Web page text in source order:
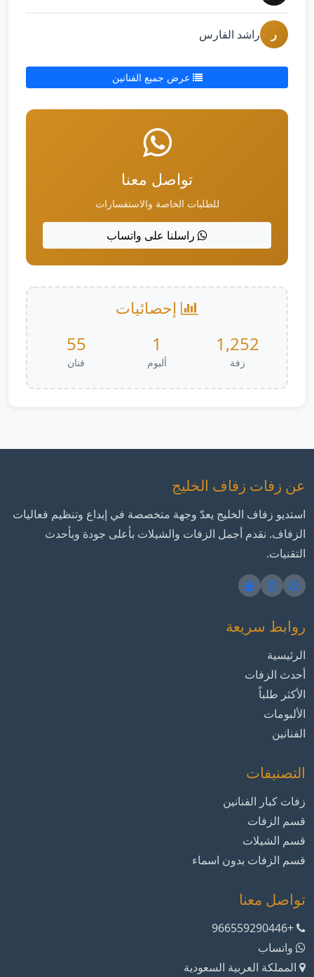
ر راشد الفارس
عرض جميع الفنانين
تواصل معنا
للطلبات الخاصة والاستفسارات
راسلنا على واتساب
إحصائيات
1,252
زفة
1
ألبوم
55
فنان
عن زفات زفاف الخليج
استديو زفاف الخليج يعدّ وجهة متخصصة في إبداع وتنظيم فعاليات
الزفاف. نقدم أجمل الزفات والشيلات بأعلى جودة وبأحدث
التقنيات.
روابط سريعة
الرئيسية
أحدث الزفات
الأكثر طلباً
الألبومات
الفنانين
التصنيفات
زفات كبار الفنانين
قسم الزفات
قسم الشيلات
قسم الزفات بدون اسماء
تواصل معنا
+966559290446
واتساب
المملكة العربية السعودية